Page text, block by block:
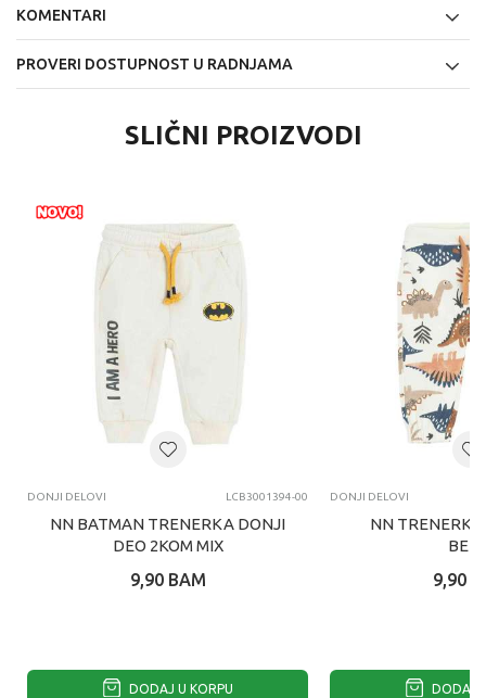
KOMENTARI
PROVERI DOSTUPNOST U RADNJAMA
SLIČNI PROIZVODI
DONJI DELOVI LCB3001394-00
NN BATMAN TRENERKA DONJI
DEO 2KOM MIX
9,90 BAM
DODAJ U KORPU
DONJI DELOVI
NN
9,90
DODAJ